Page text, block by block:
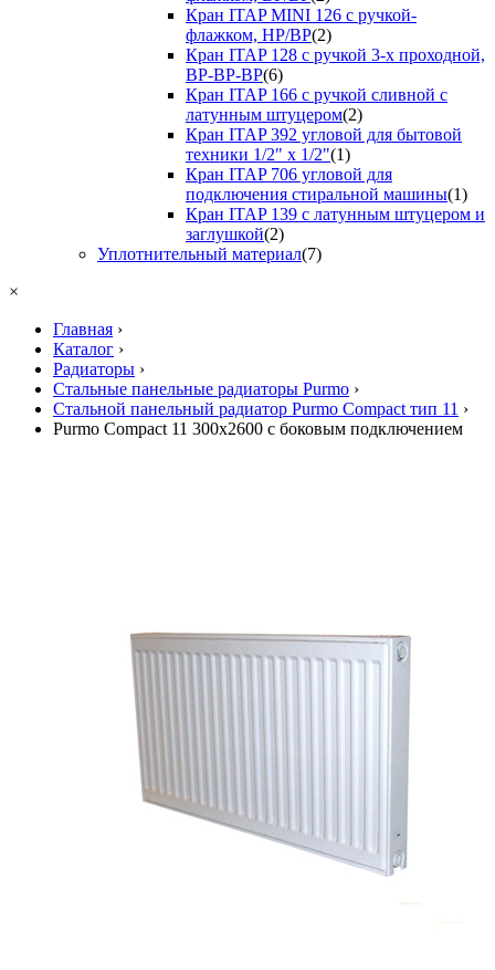
Кран ITAP MINI 126 с ручкой-
флажком, НР/ВР(2)
Кран ITAP 128 с ручкой 3-х проходной,
ВР-ВР-ВР(6)
Кран ITAP 166 с ручкой сливной с
латунным штуцером(2)
Кран ITAP 392 угловой для бытовой
техники 1/2" х 1/2"(1)
Кран ITAP 706 угловой для
подключения стиральной машины(1)
Кран ITAP 139 с латунным штуцером и
заглушкой(2)
Уплотнительный материал(7)
×
Главная ›
Каталог ›
Радиаторы ›
Стальные панельные радиаторы Purmo ›
Стальной панельный радиатор Purmo Compact тип 11 ›
Purmo Compact 11 300х2600 с боковым подключением